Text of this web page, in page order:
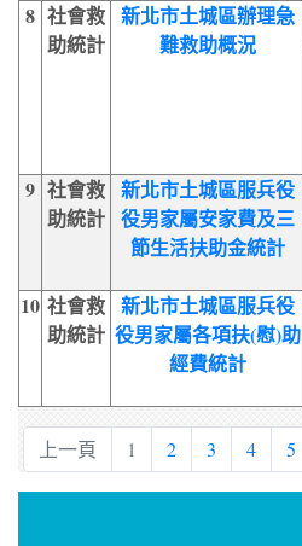
8 社會救
助統計
新北市土城區辦理急
難救助概況
9 社會救
助統計
新北市土城區服兵役
役男家屬安家費及三
節生活扶助金統計
10 社會救
助統計
新北市土城區服兵役
役男家屬各項扶(慰)助
經費統計
上一頁 1 2 3 4 5